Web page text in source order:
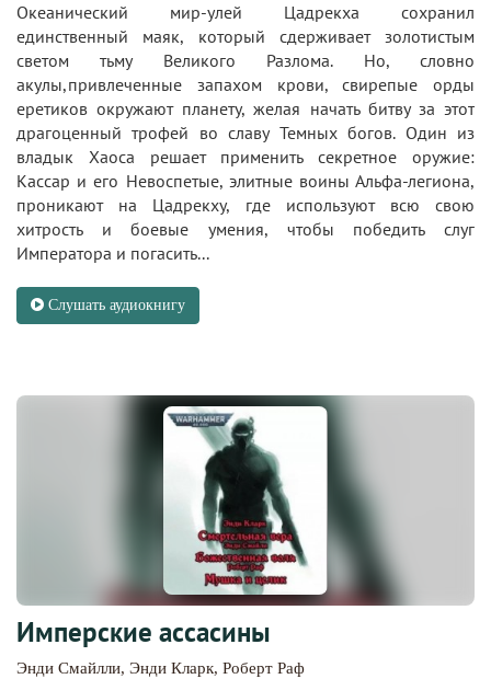
Океанический мир-улей Цадрекха сохранил
единственный маяк, который сдерживает золотистым
светом тьму Великого Разлома. Но, словно
акулы,привлеченные запахом крови, свирепые орды
еретиков окружают планету, желая начать битву за этот
драгоценный трофей во славу Темных богов. Один из
владык Хаоса решает применить секретное оружие:
Кассар и его Невоспетые, элитные воины Альфа-легиона,
проникают на Цадрекху, где используют всю свою
хитрость и боевые умения, чтобы победить слуг
Императора и погасить...
Слушать аудиокнигу
Имперские ассасины
Энди Смайлли, Энди Кларк, Роберт Раф